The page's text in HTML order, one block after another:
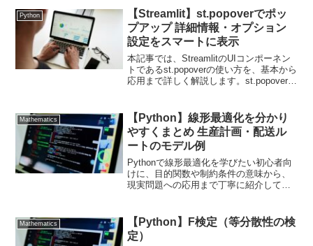
ト）。構文df.drop(labels, axi...
Python
【Streamlit】st.popoverでポッ
プアップ 詳細情報・オプション
設定をスマートに表示
本記事では、StreamlitのUIコンポーネン
トであるst.popoverの使い方を、基本から
応用まで詳しく解説します。st.popoverと
ポーネントで...
Mathematics
【Python】線形最適化を分かり
やすくまとめ 生産計画・配送ル
ートのモデル例
Pythonで線形最適化を学びたい初心者向
けに、目的関数や制約条件の意味から、
現実問題への応用まで丁寧に紹介してい
Mathematics
【Python】F検定（等分散性の検
定）